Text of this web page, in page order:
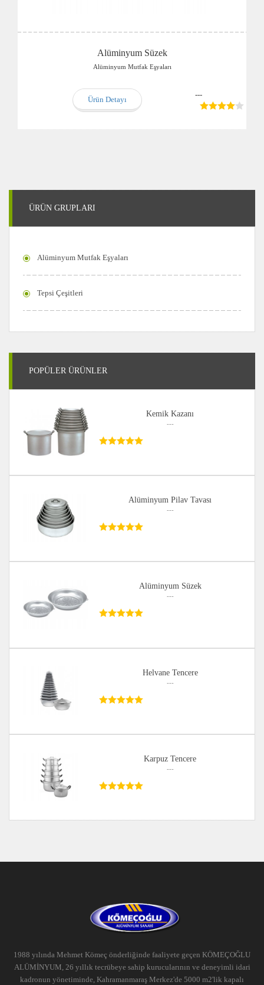
Alüminyum Süzek
Alüminyum Mutfak Eşyaları
Ürün Detayı
---
ÜRÜN GRUPLARI
Alüminyum Mutfak Eşyaları
Tepsi Çeşitleri
POPÜLER ÜRÜNLER
Kemik Kazanı
---
Alüminyum Pilav Tavası
---
Alüminyum Süzek
---
Helvane Tencere
---
Karpuz Tencere
---
1988 yılında Mehmet Kömeç önderliğinde faaliyete geçen KÖMEÇOĞLU
ALÜMİNYUM, 26 yıllık tecrübeye sahip kurucularının ve deneyimli idari
kadronun yönetiminde, Kahramanmaraş Merkez'de 5000 m2'lik kapalı